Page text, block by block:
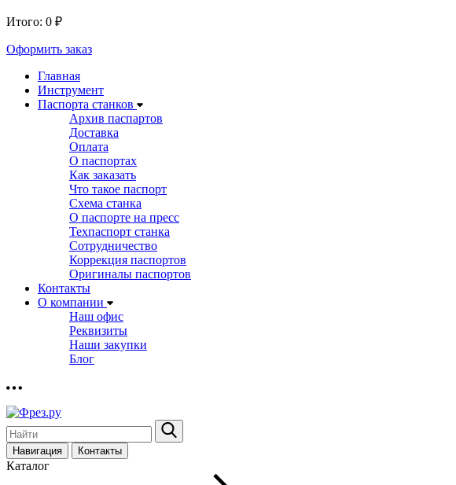
Итого: 0 ₽
Оформить заказ
Главная
Инструмент
Паспорта станков
Архив паспартов
Доставка
Оплата
О паспортах
Как заказать
Что такое паспорт
Схема станка
О паспорте на пресс
Техпаспорт станка
Сотрудничество
Коррекция паспортов
Оригиналы паспортов
Контакты
О компании
Наш офис
Реквизиты
Наши закупки
Блог
Навигация Контакты
Каталог